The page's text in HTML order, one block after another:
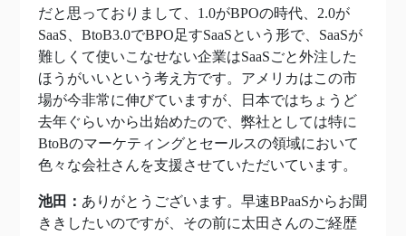
だと思っておりまして、1.0がBPOの時代、2.0が
SaaS、BtoB3.0でBPO足すSaaSという形で、SaaSが
難しくて使いこなせない企業はSaaSごと外注した
ほうがいいという考え方です。アメリカはこの市
場が今非常に伸びていますが、日本ではちょうど
去年ぐらいから出始めたので、弊社としては特に
BtoBのマーケティングとセールスの領域において
色々な会社さんを支援させていただいています。
池田： ありがとうございます。早速BPaaSからお聞
ききしたいのですが、その前に太田さんのご経歴